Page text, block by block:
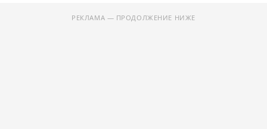
РЕКЛАМА — ПРОДОЛЖЕНИЕ НИЖЕ